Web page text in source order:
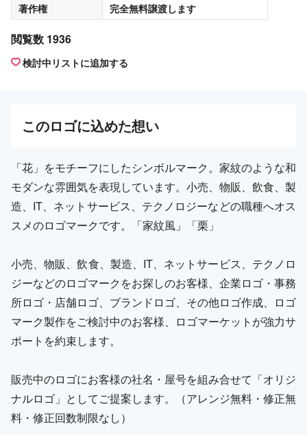
著作権
完全無料譲渡します
閲覧数 1936
検討中リストに追加する
このロゴに込めた想い
「花」をモチーフにしたシンボルマーク。家紋のような和
モダンな雰囲気を表現しています。小売、物販、飲食、製
造、IT、ネットサービス、テクノロジーなどの職種へオス
スメのロゴマークです。「家紋風」「栗」
小売、物販、飲食、製造、IT、ネットサービス、テクノロ
ジーなどのロゴマークをお探しのお客様、企業ロゴ・事務
所ロゴ・店舗ロゴ、ブランドロゴ、その他ロゴ作成、ロゴ
マーク製作をご検討中のお客様、ロゴマーケットが強力サ
ポートを約束します。
販売中のロゴにお客様の社名・屋号を組み合せて「オリジ
ナルロゴ」としてご提案します。（アレンジ無料・修正無
料・修正回数制限なし）